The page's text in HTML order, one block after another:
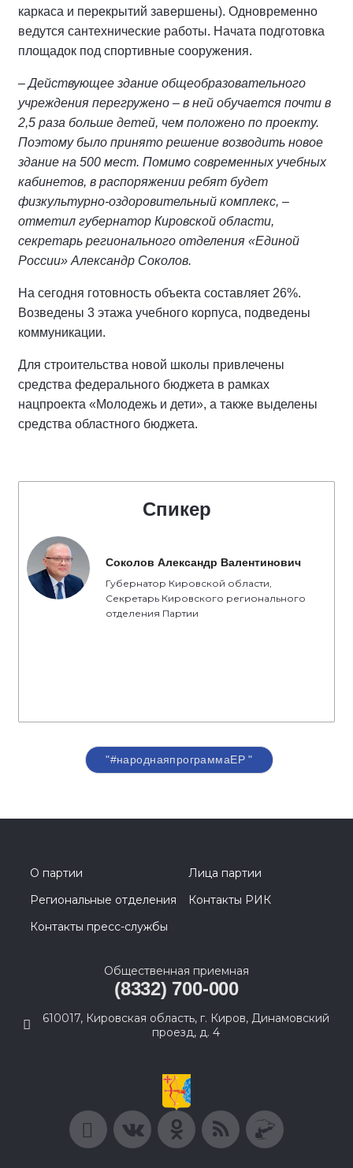
каркаса и перекрытий завершены). Одновременно
ведутся сантехнические работы. Начата подготовка
площадок под спортивные сооружения.
– Действующее здание общеобразовательного
учреждения перегружено – в ней обучается почти в
2,5 раза больше детей, чем положено по проекту.
Поэтому было принято решение возводить новое
здание на 500 мест. Помимо современных учебных
кабинетов, в распоряжении ребят будет
физкультурно-оздоровительный комплекс, –
отметил губернатор Кировской области,
секретарь регионального отделения «Единой
России» Александр Соколов.
На сегодня готовность объекта составляет 26%.
Возведены 3 этажа учебного корпуса, подведены
коммуникации.
Для строительства новой школы привлечены
средства федерального бюджета в рамках
нацпроекта «Молодежь и дети», а также выделены
средства областного бюджета.
Спикер
Соколов Александр Валентинович
Губернатор Кировской области,
Секретарь Кировского регионального
отделения Партии
"#народнаяпрограммаЕР "
О партии
Лица партии
Региональные отделения
Контакты РИК
Контакты пресс-службы
Общественная приемная
(8332) 700-000
610017, Кировская область, г. Киров, Динамовский
проезд, д. 4